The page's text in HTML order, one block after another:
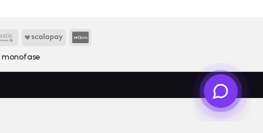
FindomesticScalapay
monofase